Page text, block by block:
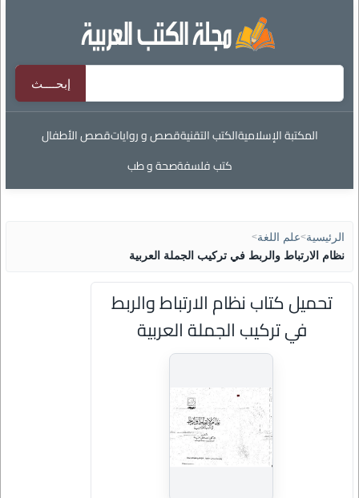
المكتبة الإسلاميةالكتب التقنيةقصص و رواياتقصص الأطفال
كتب فلسفةصحة و طب
الرئيسية>علم اللغة>
نظام الارتباط والربط في تركيب الجملة العربية
تحميل كتاب نظام الارتباط والربط
في تركيب الجملة العربية